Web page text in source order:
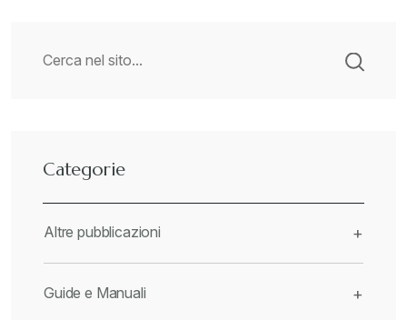
Categorie
Altre pubblicazioni +
Guide e Manuali +